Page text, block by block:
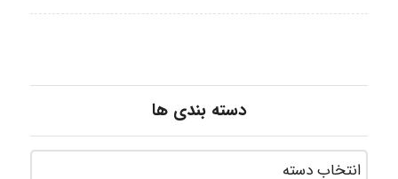
دسته بندی ها